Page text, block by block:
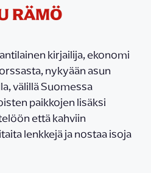
RÄMÖ
kirjailija, ekonomi
nykyään asun
välillä Suomessa
paikkojen lisäksi
että kahviin
lenkkejä ja nostaa isoja